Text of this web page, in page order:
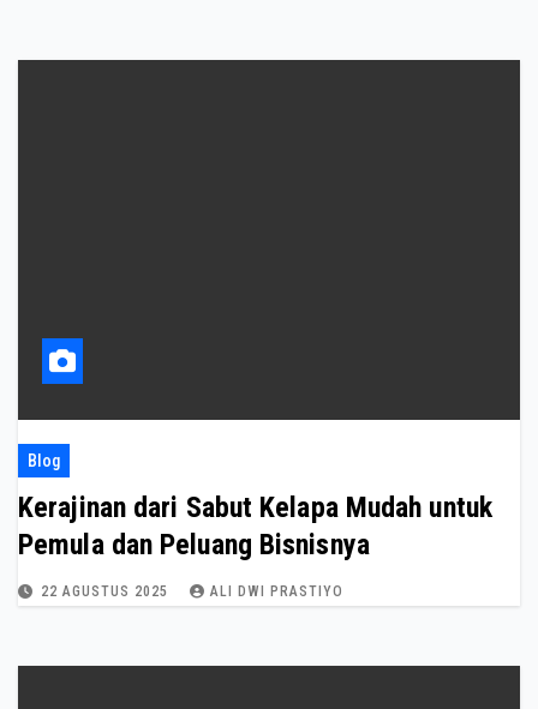
Blog
Kerajinan dari Sabut Kelapa Mudah untuk
Pemula dan Peluang Bisnisnya
22 AGUSTUS 2025 ALI DWI PRASTIYO